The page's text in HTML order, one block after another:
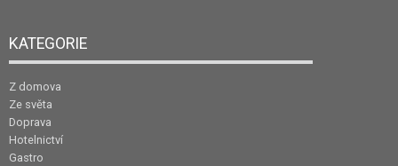
KATEGORIE
Z domova
Ze světa
Doprava
Hotelnictví
Gastro